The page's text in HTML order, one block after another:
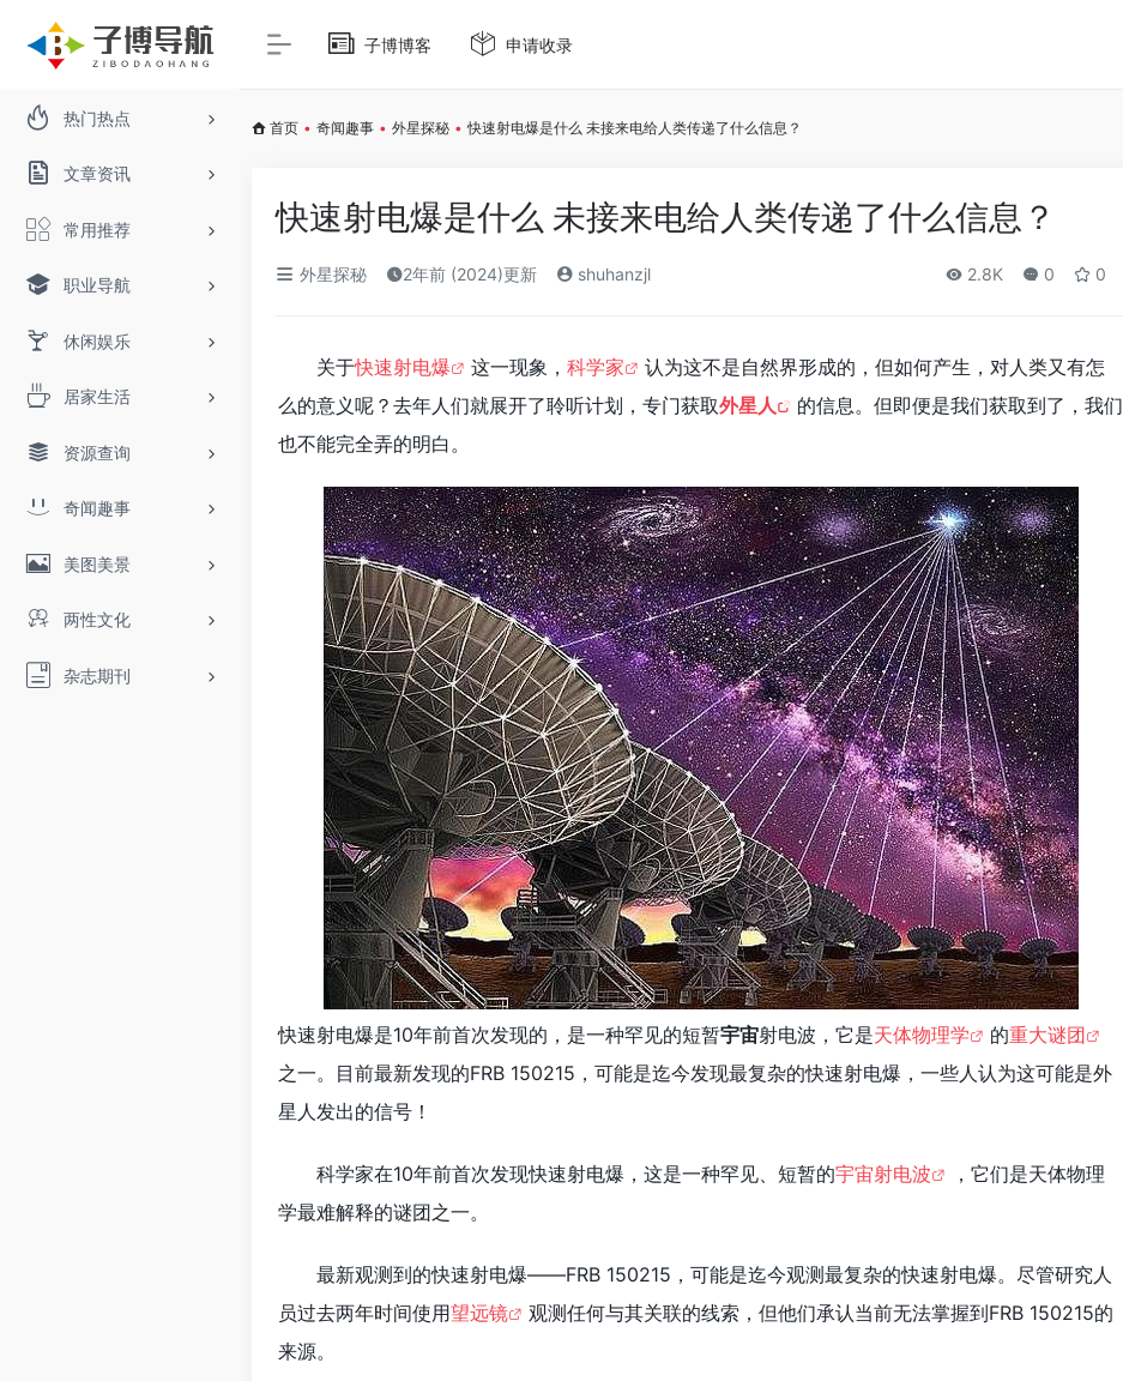
热门热点
文章资讯
常用推荐
职业导航
休闲娱乐
居家生活
资源查询
奇闻趣事
美图美景
两性文化
杂志期刊
子博博客 申请收录
首页 • 奇闻趣事 • 外星探秘 • 快速射电爆是什么 未接来电给人类传递了什么信息？
快速射电爆是什么 未接来电给人类传递了什么信息？
外星探秘 2年前 (2024)更新 shuhanzjl 2.8K 0 0
关于快速射电爆 这一现象， 科学家
认为这不是自然界形成的，但如何产生，对人类又有怎
么的意义呢？去年人们就展开了聆听计划，专门获取外星人
的信息。但即便是我们获取到了，我们
也不能完全弄的明白。
快速射电爆是10年前首次发现的，是一种罕见的短暂宇宙射电波，它是天体物理学 的重大谜团
之一。目前最新发现的FRB 150215，可能是迄今发现最复杂的快速射电爆，一些人认为这可能是外
星人发出的信号！
科学家在10年前首次发现快速射电爆，这是一种罕见、短暂的宇宙射电波
，它们是天体物理
学最难解释的谜团之一。
最新观测到的快速射电爆——FRB 150215，可能是迄今观测最复杂的快速射电爆。尽管研究人
员过去两年时间使用望远镜
观测任何与其关联的线索，但他们承认当前无法掌握到FRB 150215的
来源。